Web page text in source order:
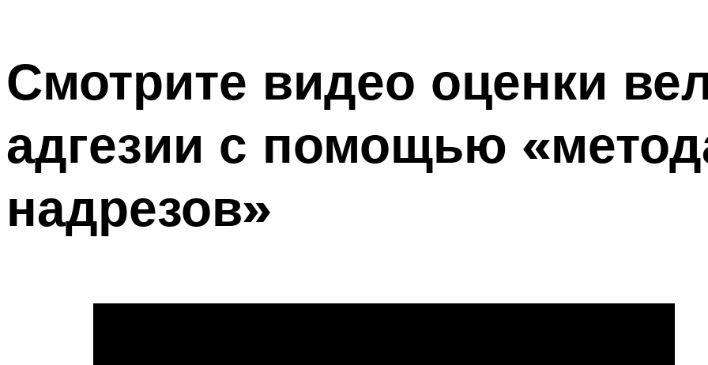
Смотрите видео оценки
адгезии с помощью
надрезов»